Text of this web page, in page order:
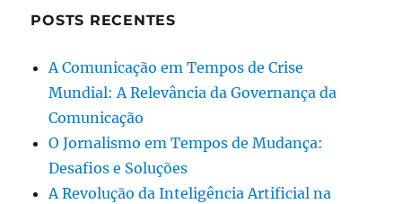
POSTS RECENTES
A Comunicação em Tempos de Crise
Mundial: A Relevância da Governança da
Comunicação
O Jornalismo em Tempos de Mudança:
Desafios e Soluções
A Revolução da Inteligência Artificial na